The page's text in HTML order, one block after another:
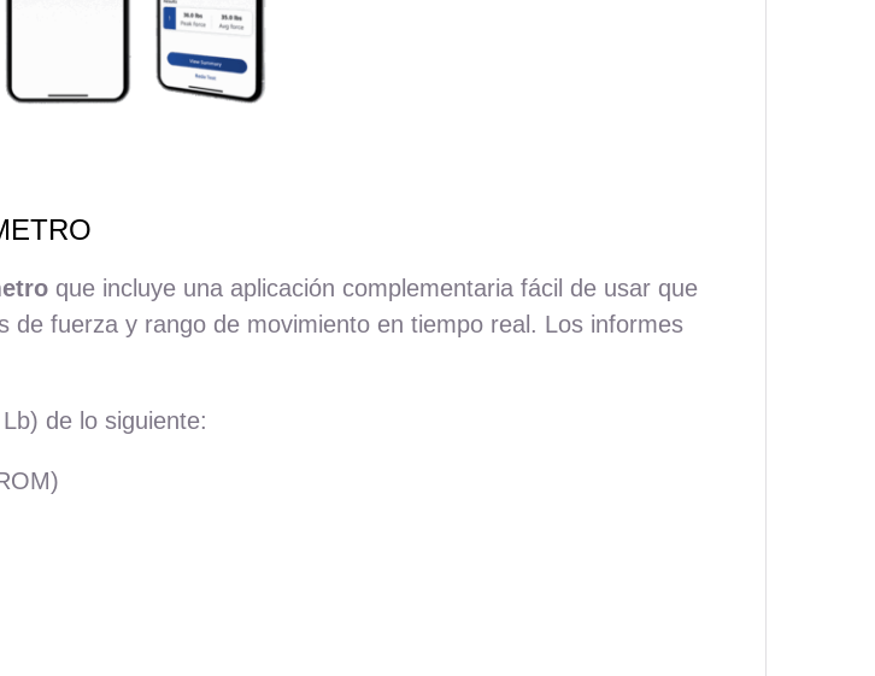
que incluye una aplicación complementaria fácil de usar que
fuerza y rango de movimiento en tiempo real. Los informes
de lo siguiente: